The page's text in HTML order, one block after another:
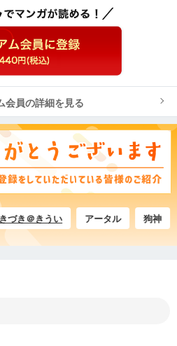
会員の詳細を見る
うい アータル 狗神 山本